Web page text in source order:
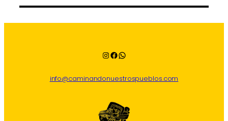
InstagramFacebook WhatsApp
info@caminandonuestrospueblos.com